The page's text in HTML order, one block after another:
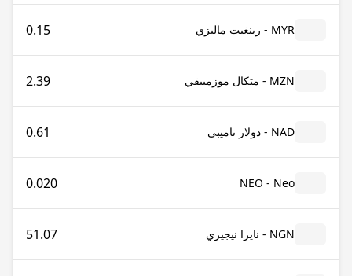
MYR - رينغيت ماليزي 0.15
MZN - متكال موزمبيقي 2.39
NAD - دولار ناميبي 0.61
NEO - Neo
0.020
NGN - نايرا نيجيري 51.07